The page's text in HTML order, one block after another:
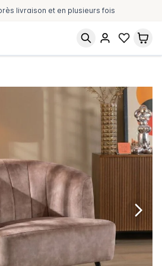
livraison et en plusieurs fois